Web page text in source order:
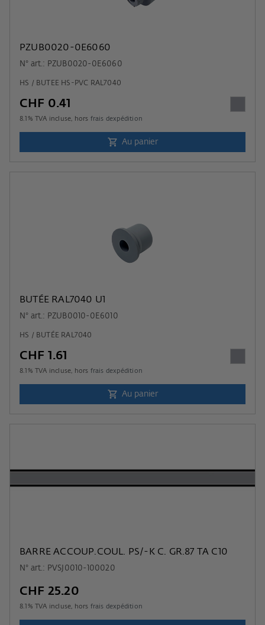
PZUB0020-0E6060
N° art.: PZUB0020-0E6060
HS / BUTEE HS-PVC RAL7040
CHF 0.41
8.1 % TVA incluse, hors frais dexpédition
Au panier
BUTÉE RAL7040 U1
N° art.: PZUB0010-0E6010
HS / BUTÉE RAL7040
CHF 1.61
8.1 % TVA incluse, hors frais dexpédition
Au panier
BARRE ACCOUP.COUL. PS/-K C. GR.87 TA C10
N° art.: PVSJ0010-100020
CHF 25.20
8.1 % TVA incluse, hors frais dexpédition